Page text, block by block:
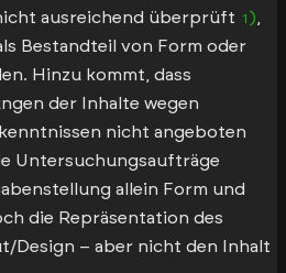
ausreichend überprüft
1
Bestandteil von Form oder
Hinzu kommt, dass
der Inhalte wegen
nicht angeboten
Untersuchungsaufträge
allein Form und
die Repräsentation des
Design – aber nicht den Inhalt